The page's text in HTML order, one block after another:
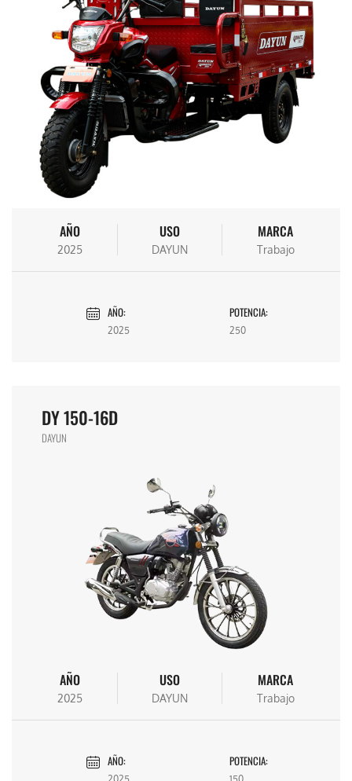
AÑO
2025
USO
DAYUN
MARCA
Trabajo
AÑO:
2025
POTENCIA:
250
DY 150-16D
DAYUN
AÑO
2025
USO
DAYUN
MARCA
Trabajo
AÑO: POTENCIA: